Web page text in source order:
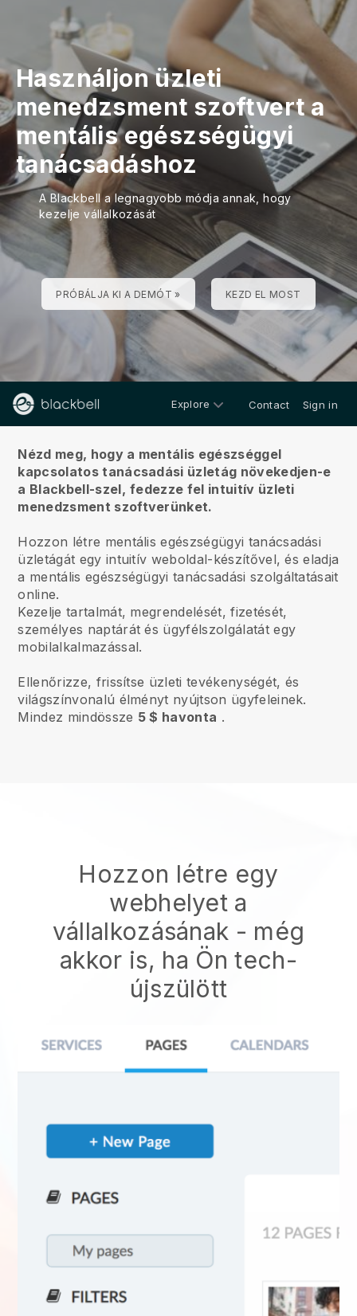
Használjon üzleti
menedzsment szoftvert a
mentális egészségügyi
tanácsadáshoz
A Blackbell a legnagyobb módja annak, hogy
kezelje vállalkozását
PRÓBÁLJA KI A DEMÓT » KEZD EL MOST
Explore Contact Sign in
Nézd meg, hogy a mentális egészséggel
kapcsolatos tanácsadási üzletág növekedjen-e
a Blackbell-szel, fedezze fel intuitív üzleti
menedzsment szoftverünket.
Hozzon létre mentális egészségügyi tanácsadási
üzletágát egy intuitív weboldal-készítővel, és eladja
a mentális egészségügyi tanácsadási szolgáltatásait
online.
Kezelje tartalmát, megrendelését, fizetését,
személyes naptárát és ügyfélszolgálatát egy
mobilalkalmazással.
Ellenőrizze, frissítse üzleti tevékenységét, és
világszínvonalú élményt nyújtson ügyfeleinek.
Mindez mindössze 5 $ havonta .
Hozzon létre egy
webhelyet a
vállalkozásának - még
akkor is, ha Ön tech-
újszülött